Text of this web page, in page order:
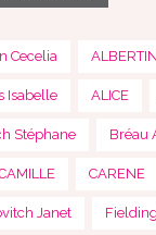
Cecelia
Isabelle ALICE
Stéphane Bréau
CARENE
Janet